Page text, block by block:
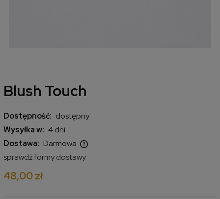
Blush Touch
Dostępność: dostępny
Wysyłka w: 4 dni
Dostawa: Darmowa
Cena nie zawiera ewentualnych kosztów płatności
sprawdź formy dostawy
48,00 zł